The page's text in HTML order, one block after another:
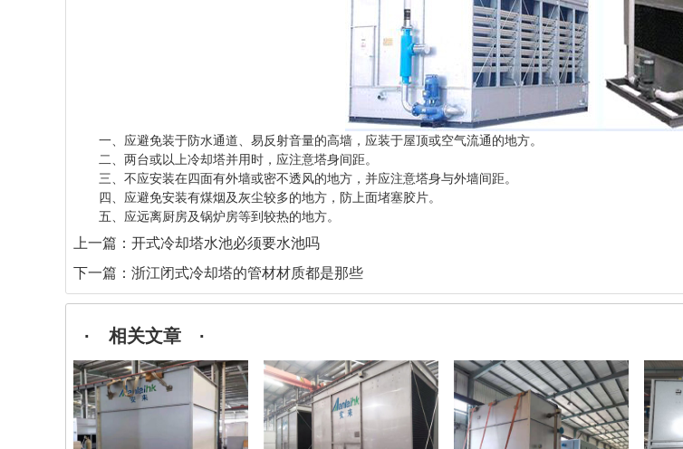
一、应避免装于防水通道、易反射音量的高墙，应装于屋顶或空气流通的地方。
二、两台或以上冷却塔并用时，应注意塔身间距。
三、不应安装在四面有外墙或密不透风的地方，并应注意塔身与外墙间距。
四、应避免安装有煤烟及灰尘较多的地方，防上面堵塞胶片。
五、应远离厨房及锅炉房等到较热的地方。
上一篇： 开式冷却塔水池必须要水池吗
下一篇： 浙江闭式冷却塔的管材材质都是那些
· 相关文章 ·